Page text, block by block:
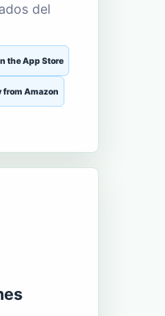
del
the App Store
from Amazon